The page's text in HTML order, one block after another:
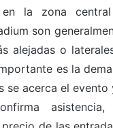
la zona
son
alejadas o
es la
se acerca el evento